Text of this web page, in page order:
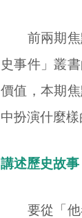
前兩期焦點
史事件」叢
價值，本期
中扮演什麼樣
講述歷史故事
要從「他者